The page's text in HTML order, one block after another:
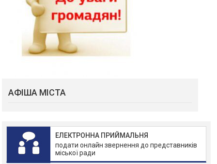
АФІША МІСТА
ЕЛЕКТРОННА ПРИЙМАЛЬНЯ
подати онлайн звернення до представників
міської ради